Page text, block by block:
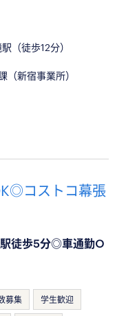
（徒歩12分）
（新宿事業所）
コストコ幕張
駅徒歩5分◎車通勤O
募集 学生歓迎